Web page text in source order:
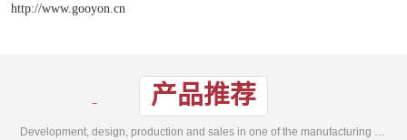
http://www.gooyon.cn
产品推荐
Development, design, production and sales in one of the manufacturing enterprises